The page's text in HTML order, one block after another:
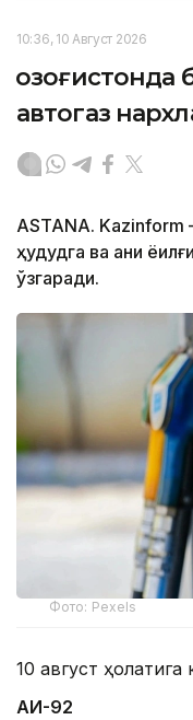
10:36, 10 Август 2026
Қозоғистонда
автогаз
ASTANA. Kazinform
ҳудудга ва аниқ
ўзгаради.
Фото: Pexels
10 август ҳолатига
АИ-92